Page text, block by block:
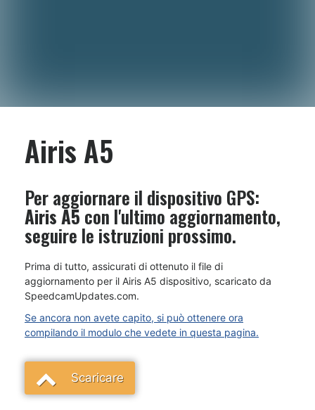
Airis A5
Per aggiornare il dispositivo GPS:
Airis A5 con l'ultimo aggiornamento,
seguire le istruzioni prossimo.
Prima di tutto, assicurati di ottenuto il file di
aggiornamento per il Airis A5 dispositivo, scaricato da
SpeedcamUpdates.com.
Se ancora non avete capito, si può ottenere ora
compilando il modulo che vedete in questa pagina.
Scaricare